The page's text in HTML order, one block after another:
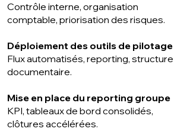
Contrôle interne, organisation
comptable, priorisation des risques.
Déploiement des outils de pilotage
Flux automatisés, reporting, structure
documentaire.
Mise en place du reporting groupe
KPI, tableaux de bord consolidés,
clôtures accélérées.